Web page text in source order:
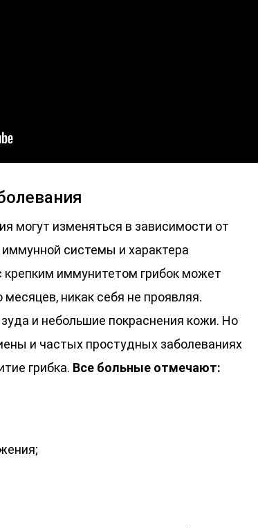
могут изменяться в зависимости от
иммунной системы и характера
крепким иммунитетом грибок может
никак себя не проявляя.
и небольшие покраснения кожи. Но
и частых простудных заболеваниях
грибка. Все больные отмечают: